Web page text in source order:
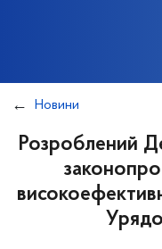
Новини
Розроблений